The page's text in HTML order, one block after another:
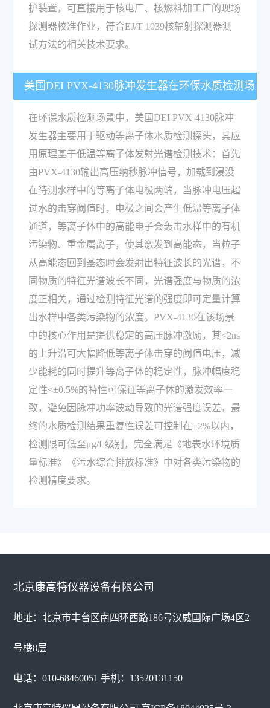
护装置，可直接用于核电厂、核燃料加工厂的现场
探测器校准作业，符合EJ/T 1039核辐射探测器测
试方法的相关技术要求。
美国DEI PVX-4130脉冲发生器在环保水质检测场
景中的应用原理是什么？
在环保水质检测场景中，美国DEI PVX-4130脉冲
发生器主要用于驱动等离子体水质检测探头，其应
用原理基于低温等离子体发射光谱检测技术：首先
由PVX-4130输出高压纳秒脉冲信号，加载到浸没
在待测水样中的等离子体电极两端，当脉冲电压超
过水的击穿阈值时，电极之间会产生低温等离子体
通道，等离子体中的高能电子会轰击水样中的有机
污染物、重金属离子，使其激发到高能态，当粒子
从高能态回到基态时会发射出特征波长的光谱，不
同物质的特征光谱波长不同，光谱强度与物质的浓
度正相关，通过检测特征光谱的强度即可定量计算
出水样中各类污染物的浓度。PVX-4130在该场景
中的核心作用是提供稳定的高压脉冲激励，其<2ns
的上升沿可大幅降低等离子体击穿的阈值电压，减
少能耗的同时提升等离子体的稳定性，脉冲幅度稳
定性<±0.5%的特性可保证等离子体的激发效率一
致，避免因脉冲功率波动导致的光谱强度误差，最
终的水质检测结果重复性误差可控制在±2%以内，
检测限可低至μg/L级别，完全满足《地表水环境质
量标准》《污水综合排放标准》中对各类污染物的
检测精度要求。
北京康高特仪器设备有限公司
地址：北京市丰台区南四环西路186号汉威国际广场4区2
号楼8层
电话：010-68460051 手机：13520131150